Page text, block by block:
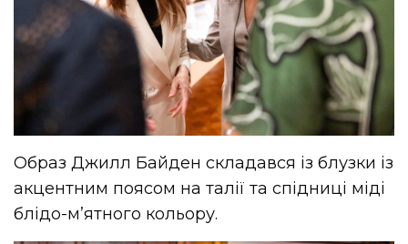
Образ Джилл Байден складався із блузки із
акцентним поясом на талії та спідниці міді
блідо-м’ятного кольору.